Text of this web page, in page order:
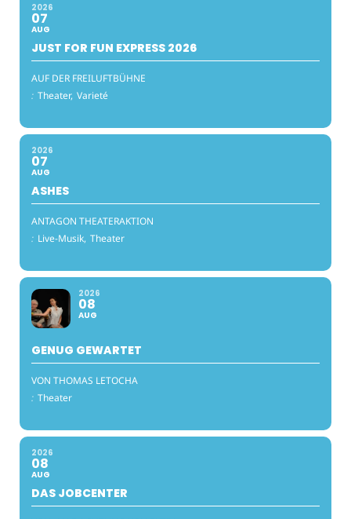
2026
07
AUG
JUST FOR FUN EXPRESS 2026
AUF DER FREILUFTBÜHNE
: Theater, Varieté
2026
07
AUG
ASHES
ANTAGON THEATERAKTION
: Live-Musik, Theater
2026
08
AUG
GENUG GEWARTET
VON THOMAS LETOCHA
: Theater
2026
08
AUG
DAS JOBCENTER